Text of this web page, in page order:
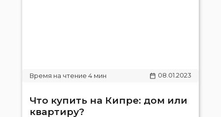
08.01.2023
Что купить на Кипре: дом или
квартиру?